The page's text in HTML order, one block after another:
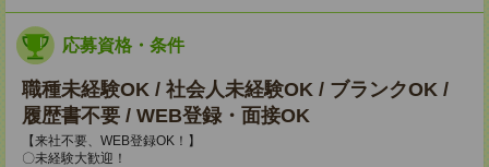
応募資格・条件
職種未経験OK / 社会人未経験OK / ブランクOK /
履歴書不要 / WEB登録・面接OK
【来社不要、WEB登録OK！】
〇未経験大歓迎！